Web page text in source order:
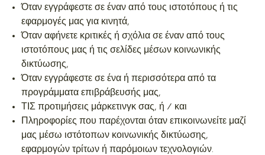
Όταν εγγράφεστε σε έναν από τους ιστοτόπους ή τις
εφαρμογές μας για κινητά,
Όταν αφήνετε κριτικές ή σχόλια σε έναν από τους
ιστοτόπους μας ή τις σελίδες μέσων κοινωνικής
δικτύωσης,
Όταν εγγράφεστε σε ένα ή περισσότερα από τα
προγράμματα επιβράβευσής μας,
ΤΙΣ προτιμήσεις μάρκετινγκ σας, ή / και
Πληροφορίες που παρέχονται όταν επικοινωνείτε μαζί
μας μέσω ιστότοπων κοινωνικής δικτύωσης,
εφαρμογών τρίτων ή παρόμοιων τεχνολογιών.